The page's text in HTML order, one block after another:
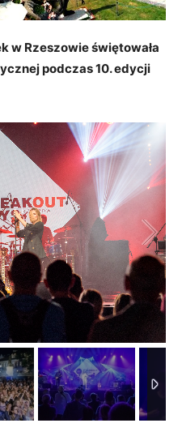
w Rzeszowie świętowała
podczas 10. edycji